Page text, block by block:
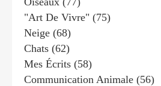
"art De Vivre" (75)
Neige (68)
Chats (62)
Mes Écrits (58)
Communication Animale (56)